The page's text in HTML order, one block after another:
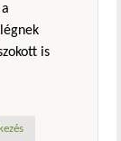
is